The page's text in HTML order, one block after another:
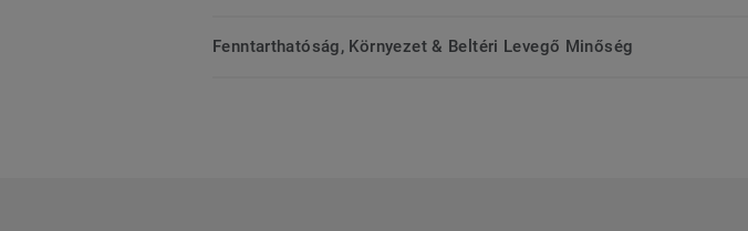
Fenntarthatóság, Környezet & Beltéri Levegő Minőség